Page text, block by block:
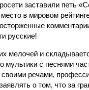
заставили петь
в мировом
русские!
мелочей и
мультики с песнями
своими речами,
о том, что за